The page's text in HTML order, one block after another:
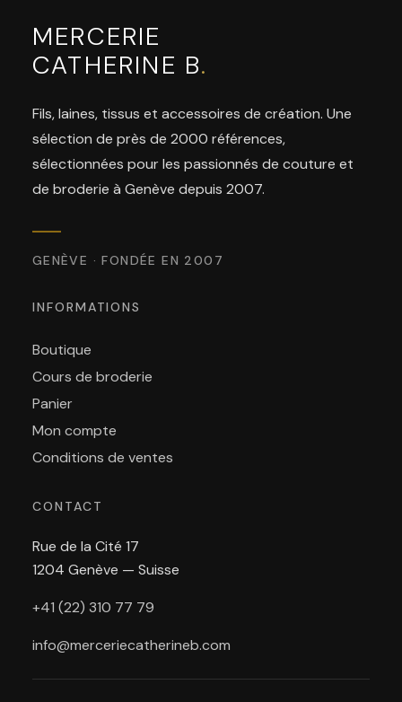
MERCERIE
CATHERINE B.
Fils, laines, tissus et accessoires de création. Une
sélection de près de 2000 références,
sélectionnées pour les passionnés de couture et
de broderie à Genève depuis 2007.
GENÈVE · FONDÉE EN 2007
INFORMATIONS
Boutique
Cours de broderie
Panier
Mon compte
Conditions de ventes
CONTACT
Rue de la Cité 17
1204 Genève — Suisse
+41 (22) 310 77 79
info@merceriecatherineb.com